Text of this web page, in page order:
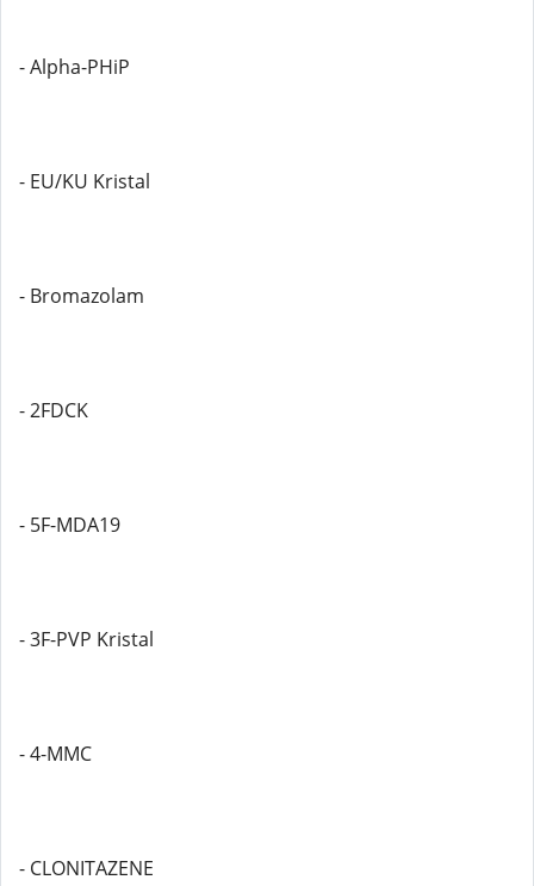
- Alpha-PHiP
- EU/KU Kristal
- Bromazolam
- 2FDCK
- 5F-MDA19
- 3F-PVP Kristal
- 4-MMC
- CLONITAZENE